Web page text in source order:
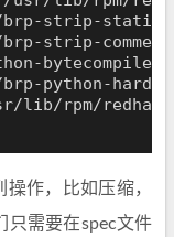
strip-
strip-
bytecompile
python-
lib/rpm/
作，比如压缩，
只需要在spec文件